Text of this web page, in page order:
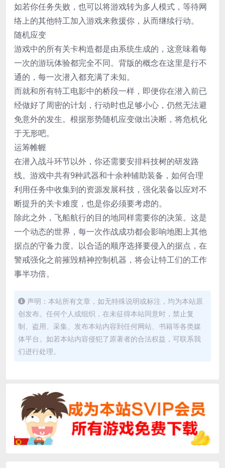
如若你任务失败，也可以将游戏转为多人模式，等待网
络上的其他特工加入游戏来救援你，从而继续行动。
随机应变
游戏中的所有关卡构造都是由系统生成的，这意味着每
一次的游玩体验都完全不同。背版的概念在这里是行不
通的，每一次潜入都充满了未知。
而就和所有特工电影中的桥段一样，即便你在潜入前已
经做好了周密的计划，行动时也足够小心，仍然无法避
免意外的发生。根据形势随机应变做出决断，将危机化
于无形吧。
运筹帷幄
在潜入战斗环节以外，你还需要安排科技树的研发路
线。游戏中共有9种武器和十余种辅助装备，如何合理
利用任务中收集到的资源发展科技，强化装备以应对不
断提升的关卡难度，也是你必须要考虑的。
除此之外，飞船航行的目的地同样需要你的决策。这是
一个动态的世界，每一次作战成功都会影响地图上其他
据点的守备力度。以合适的顺序选择要侵入的据点，在
警戒强化之前摧毁精神控制机器，将会让特工们的工作
事半功倍。
声明：本站所有文章，如无特殊说明或标注，均为本站原
创发布。任何个人或组织，在未征得本站同意时，禁止复
制、盗用、采集、发布本站内容到任何网站、书籍等各类媒
体平台。如若本站内容侵犯了原著者的合法权益，可联系我
们进行处理。